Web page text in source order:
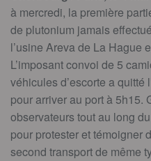
à mercredi, la première
de plutonium jamais
l’usine Areva de La Hague
L’imposant convoi de 5
véhicules d’escorte a quitté
pour arriver au port à 5h15.
observateurs tout au long
pour protester et témoigner
second transport de même